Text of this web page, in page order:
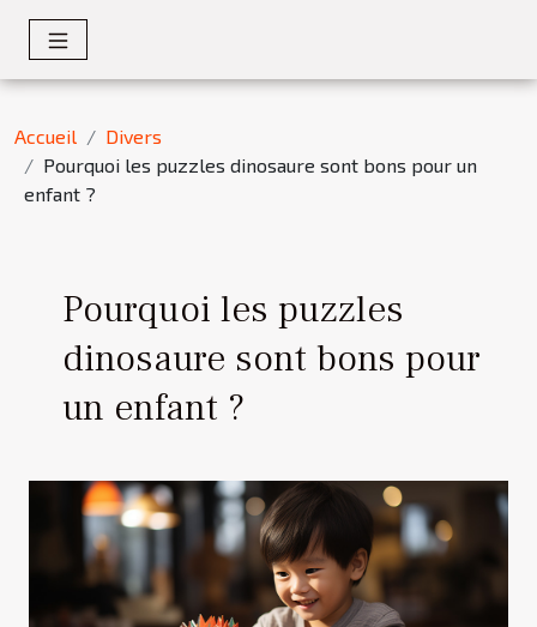
Accueil
Divers
Pourquoi les puzzles dinosaure sont bons pour un
enfant ?
Pourquoi les puzzles
dinosaure sont bons pour
un enfant ?